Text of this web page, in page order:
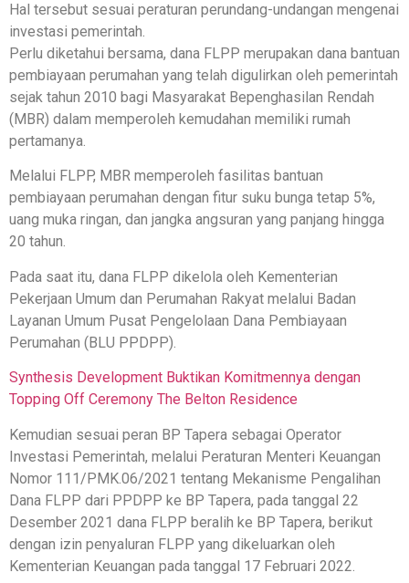
Hal tersebut sesuai peraturan perundang-undangan mengenai
investasi pemerintah.
Perlu diketahui bersama, dana FLPP merupakan dana bantuan
pembiayaan perumahan yang telah digulirkan oleh pemerintah
sejak tahun 2010 bagi Masyarakat Bepenghasilan Rendah
(MBR) dalam memperoleh kemudahan memiliki rumah
pertamanya.
Melalui FLPP, MBR memperoleh fasilitas bantuan
pembiayaan perumahan dengan fitur suku bunga tetap 5%,
uang muka ringan, dan jangka angsuran yang panjang hingga
20 tahun.
Pada saat itu, dana FLPP dikelola oleh Kementerian
Pekerjaan Umum dan Perumahan Rakyat melalui Badan
Layanan Umum Pusat Pengelolaan Dana Pembiayaan
Perumahan (BLU PPDPP).
Synthesis Development Buktikan Komitmennya dengan
Topping Off Ceremony The Belton Residence
Kemudian sesuai peran BP Tapera sebagai Operator
Investasi Pemerintah, melalui Peraturan Menteri Keuangan
Nomor 111/PMK.06/2021 tentang Mekanisme Pengalihan
Dana FLPP dari PPDPP ke BP Tapera, pada tanggal 22
Desember 2021 dana FLPP beralih ke BP Tapera, berikut
dengan izin penyaluran FLPP yang dikeluarkan oleh
Kementerian Keuangan pada tanggal 17 Februari 2022.